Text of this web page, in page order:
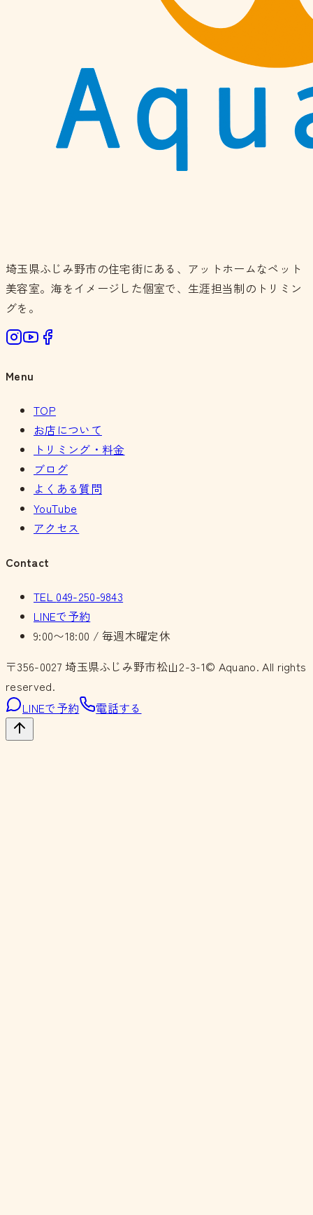
埼玉県ふじみ野市の住宅街にある、アットホームなペット
美容室。海をイメージした個室で、生涯担当制のトリミン
グを。
Menu
TOP
お店について
トリミング・料金
ブログ
よくある質問
YouTube
アクセス
Contact
TEL 049-250-9843
LINEで予約
9:00〜18:00 / 毎週木曜定休
〒356-0027 埼玉県ふじみ野市松山2-3-1© Aquano. All rights
reserved.
LINEで予約
電話する